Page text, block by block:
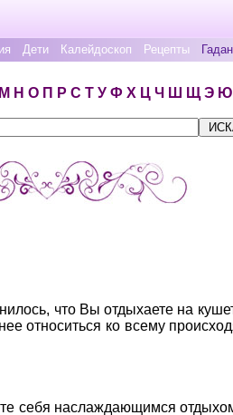
Дети Калейдоскоп Рецепты
М Н О П Р С Т У Ф Х Ц Ч Ш Щ Э Ю
что Вы отдыхаете на
относиться ко всему
себя наслаждающимся